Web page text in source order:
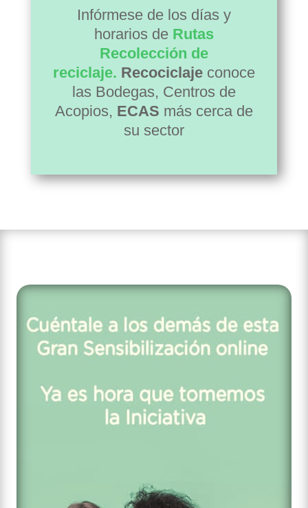
Infórmese de los días y
horarios de Rutas
Recolección de
reciclaje. Recociclaje conoce
las Bodegas, Centros de
Acopios, ECAS más cerca de
su sector